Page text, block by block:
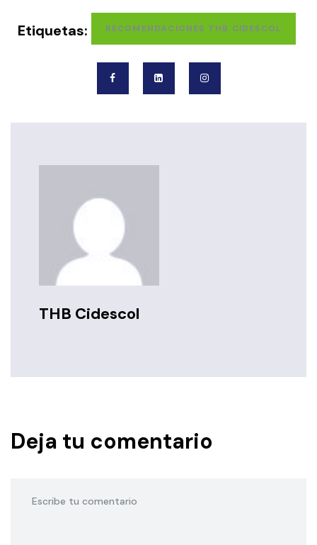
Etiquetas: RECOMENDACIONES THB CIDESCOL
THB Cidescol
Deja tu comentario